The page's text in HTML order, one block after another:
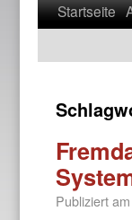
Startseite
Publiziert am